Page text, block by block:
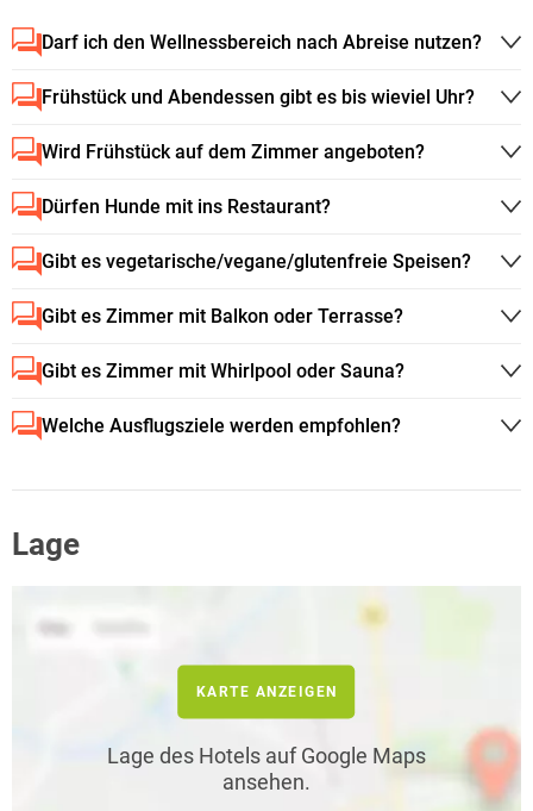
Darf ich den Wellnessbereich nach Abreise nutzen?
Frühstück und Abendessen gibt es bis wieviel Uhr?
Wird Frühstück auf dem Zimmer angeboten?
Dürfen Hunde mit ins Restaurant?
Gibt es vegetarische/vegane/glutenfreie Speisen?
Gibt es Zimmer mit Balkon oder Terrasse?
Gibt es Zimmer mit Whirlpool oder Sauna?
Welche Ausflugsziele werden empfohlen?
Lage
KARTE ANZEIGEN
Lage des Hotels auf Google Maps
ansehen.